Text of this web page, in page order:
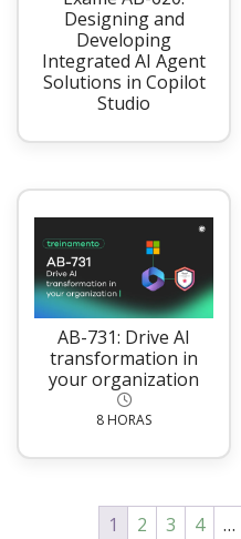
Designing and
Developing
Integrated AI Agent
Solutions in Copilot
Studio
AB-731: Drive AI
transformation in
your organization
8 HORAS
1 2 3 4 …